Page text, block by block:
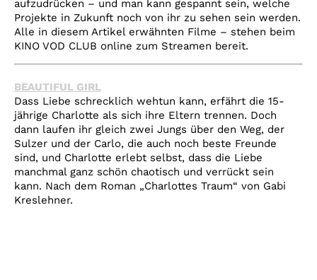
aufzudrücken – und man kann gespannt sein, welche
Projekte in Zukunft noch von ihr zu sehen sein werden.
Alle in diesem Artikel erwähnten Filme – stehen beim
KINO VOD CLUB online zum Streamen bereit.
BEAUTIFUL GIRL
Dass Liebe schrecklich wehtun kann, erfährt die 15-
jährige Charlotte als sich ihre Eltern trennen. Doch
dann laufen ihr gleich zwei Jungs über den Weg, der
Sulzer und der Carlo, die auch noch beste Freunde
sind, und Charlotte erlebt selbst, dass die Liebe
manchmal ganz schön chaotisch und verrückt sein
kann. Nach dem Roman „Charlottes Traum“ von Gabi
Kreslehner.